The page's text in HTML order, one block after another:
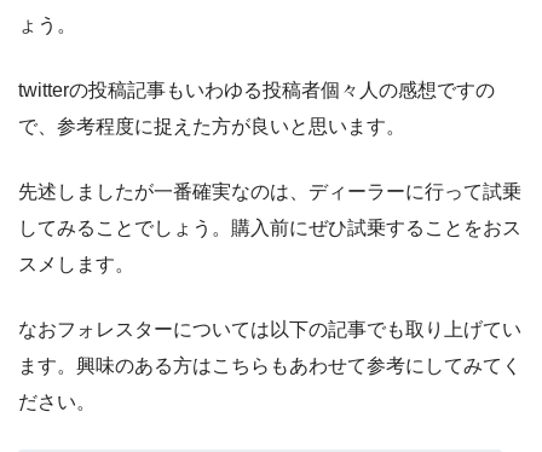
ょう。
twitterの投稿記事もいわゆる投稿者個々人の感想ですの
で、参考程度に捉えた方が良いと思います。
先述しましたが一番確実なのは、ディーラーに行って試乗
してみることでしょう。購入前にぜひ試乗することをおス
スメします。
なおフォレスターについては以下の記事でも取り上げてい
ます。興味のある方はこちらもあわせて参考にしてみてく
ださい。